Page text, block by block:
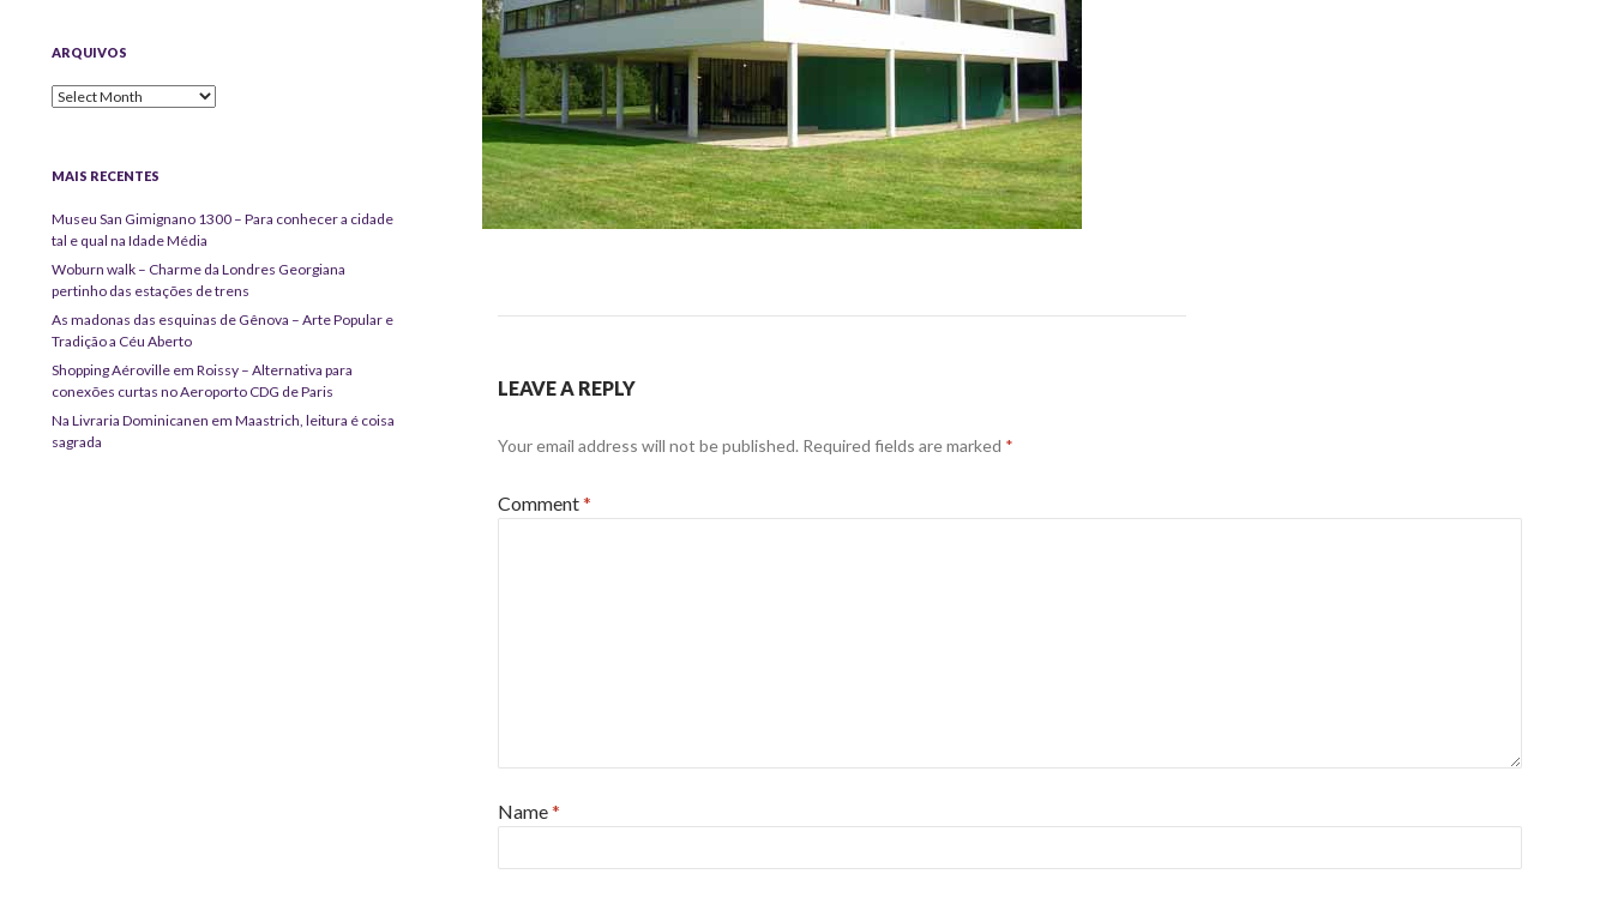
LEAVE A REPLY
Your email address will not be published. Required fields are marked *
Comment*
Name*
ARQUIVOS
Arquivos
MAIS RECENTES
Museu San Gimignano 1300 – Para conhecer a cidade
tal e qual na Idade Média
Woburn walk – Charme da Londres Georgiana
pertinho das estações de trens
As madonas das esquinas de Gênova – Arte Popular e
Tradição a Céu Aberto
Shopping Aéroville em Roissy – Alternativa para
conexões curtas no Aeroporto CDG de Paris
Na Livraria Dominicanen em Maastrich, leitura é coisa
sagrada